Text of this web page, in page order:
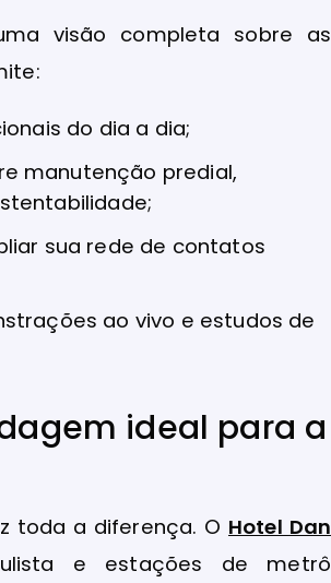
visão completa sobre as
do dia a dia;
manutenção predial,
sua rede de contatos
ao vivo e estudos de
ideal para a
toda a diferença. O Hotel Dan
e estações de metrô